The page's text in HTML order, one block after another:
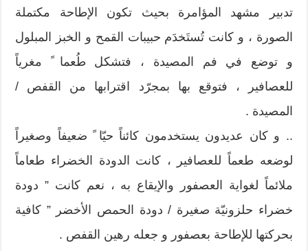
تدبير مشهد المؤامرة بحيث تكون الإطاحة مكتملة
الصورة ، و كانت تُستَخدَم حبيبات القمح و الخبز المبلول
و توضع في فم المصيدة ، فتشكل طُعما ً مغرياً
للعصافير ، فتوقع بها بمجرّد اقترابها من القفص /
المصيدة .
.. و كان عديدون يستخدمون كائناً حيّا ً ضعيفاً وصغيراً
لوضعه طعماً للعصافير ، كانت الدودة الخضراء طعاماً
ملائماً لغواية العصفور والإيقاع به ، نعم كانت ” دودة
خضراء حلزونيّة صغيرة / دودة الحمص الأخضر ” كافية
بحركتها للإطاحة بعصفور و جعله رهين القفص .